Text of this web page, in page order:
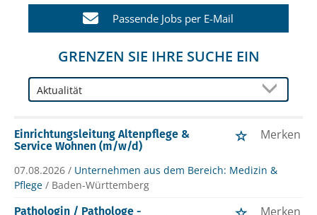
Passende Jobs per E-Mail
GRENZEN SIE IHRE SUCHE EIN
Einrichtungsleitung Altenpflege &
Service Wohnen (m/w/d)
Merken
07.08.2026 / Unternehmen aus dem Bereich: Medizin &
Pflege / Baden-Württemberg
Pathologin / Pathologe -
Merken